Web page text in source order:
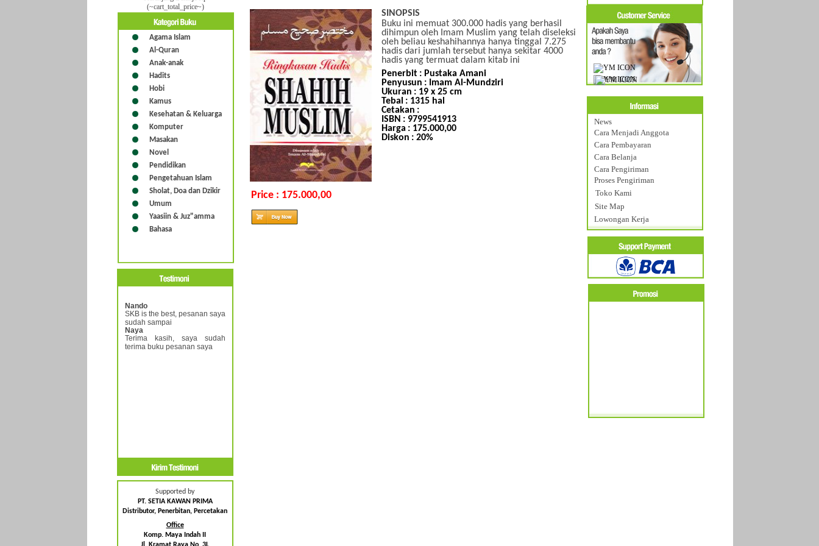
Price : 175.000,00
SINOPSIS
Buku ini memuat 300.000 hadis yang berhasil
dihimpun oleh Imam Muslim yang telah diseleksi
oleh beliau keshahihannya hanya tinggal 7.275
hadis dari jumlah tersebut hanya sekitar 4000
hadis yang termuat dalam kitab ini
Penerbit : Pustaka Amani
Penyusun : Imam Al-Mundziri
Ukuran : 19 x 25 cm
Tebal : 1315 hal
Cetakan :
ISBN : 9799541913
Harga : 175.000,00
Diskon : 20%
(~cart_total_price~)
News
Cara Menjadi Anggota
Cara Pembayaran
Cara Belanja
Cara Pengiriman
Proses Pengiriman
Toko Kami
Agama Islam
Al-Quran
Anak-anak
Hadits
Hobi
Kamus
Kesehatan & Keluarga
Komputer
Masakan
Novel
Pendidikan
Pengetahuan Islam
Sholat, Doa dan Dzikir
Umum
Yaasiin & Juz"amma
Bahasa
Site Map
Lowongan Kerja
Supported by
PT. SETIA KAWAN PRIMA
Distributor, Penerbitan, Percetakan
Office
Komp. Maya Indah II
Nando
SKB is the best, pesanan saya
sudah sampai
Naya
Terima kasih, saya sudah
terima buku pesanan saya